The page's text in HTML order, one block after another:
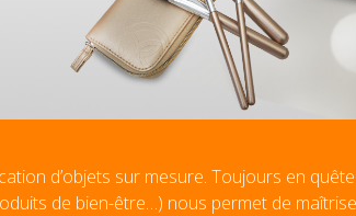
d’objets sur mesure. Toujours en
de bien-être…) nous permet de